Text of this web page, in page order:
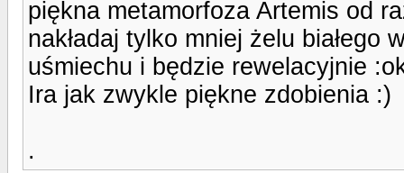
piękna metamorfoza Artemis od
nakładaj tylko mniej żelu
uśmiechu i będzie rewelacyjnie
Ira jak zwykle piękne zdobienia :)
.